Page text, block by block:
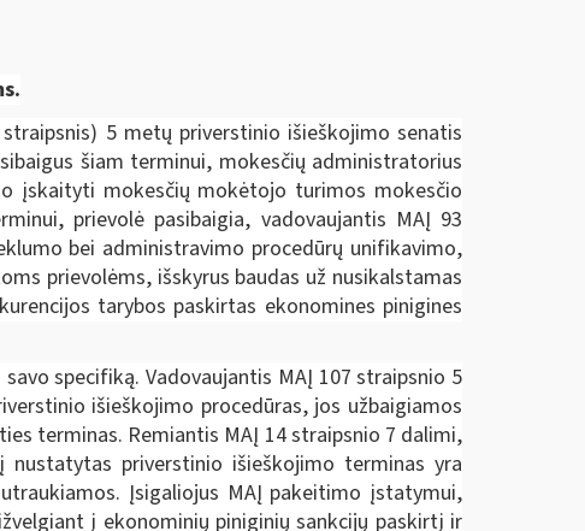
5 metų priverstinio išieškojimo senatis
šiam terminui, mokesčių administratorius
įskaityti mokesčių mokėtojo turimos mokesčio
prievolė pasibaigia, vadovaujantis MAĮ 93
bei administravimo procedūrų unifikavimo,
prievolėms, išskyrus baudas už nusikalstamas
tarybos paskirtas ekonomines pinigines
specifiką. Vadovaujantis MAĮ 107 straipsnio 5
išieškojimo procedūras, jos užbaigiamos
terminas. Remiantis MAĮ 14 straipsnio 7 dalimi,
nustatytas priverstinio išieškojimo terminas yra
Įsigaliojus MAĮ pakeitimo įstatymui,
į ekonominių piniginių sankcijų paskirtį ir